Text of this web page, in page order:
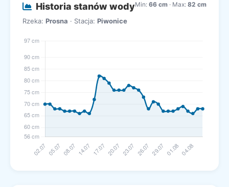
Historia stanów wody
Rzeka: Prosna · Stacja: Piwonice
Min: 66 cm · Max: 82 cm